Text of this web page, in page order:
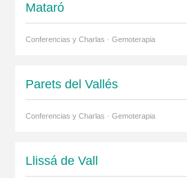
Mataró
Conferencias y Charlas · Gemoterapia
Parets del Vallés
Conferencias y Charlas · Gemoterapia
Llissá de Vall